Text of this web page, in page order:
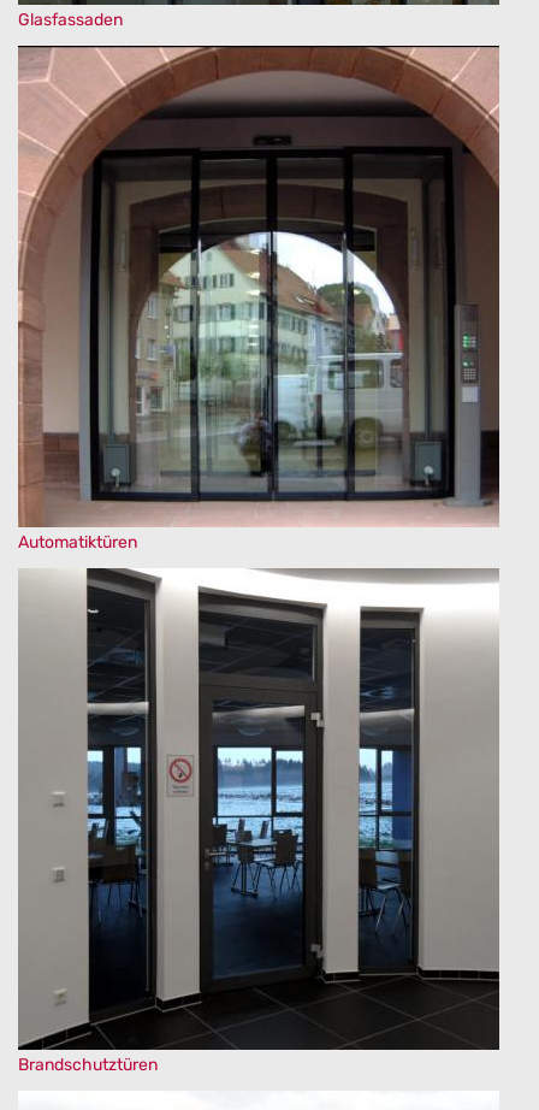
Glasfassaden
Automatiktüren
Brandschutztüren